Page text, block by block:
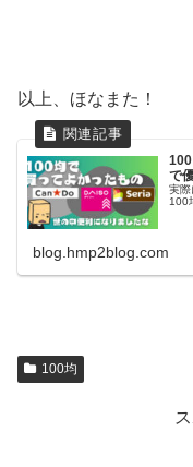
以上、ほなまた！
で
実際
100
blog.hmp2blog.com
100均